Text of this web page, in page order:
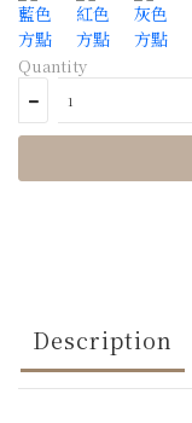
Quantity
Description